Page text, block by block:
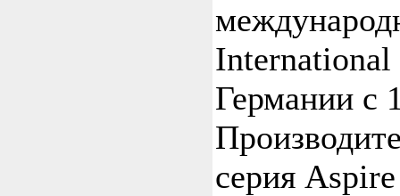
Германии с
серия